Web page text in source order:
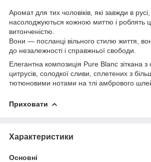
Аромат для тих чоловіків, які завжди в
насолоджуються кожною миттю і роблять
витонченістю.
Вони — посланці вільного стилю життя,
до незалежності і справжньої свободи.
Елегантна композиція Pure Blanc зіткана з
цитрусів, солодкої сливи, сплетених з
тютюновими нотами на тлі амбрового
Приховати
Характеристики
Основні